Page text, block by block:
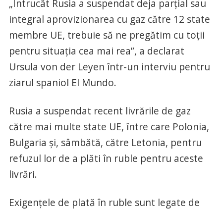
„Întrucât Rusia a suspendat deja parţial sau
integral aprovizionarea cu gaz către 12 state
membre UE, trebuie să ne pregătim cu toţii
pentru situaţia cea mai rea”, a declarat
Ursula von der Leyen într-un interviu pentru
ziarul spaniol El Mundo.
Rusia a suspendat recent livrările de gaz
către mai multe state UE, între care Polonia,
Bulgaria şi, sâmbătă, către Letonia, pentru
refuzul lor de a plăti în ruble pentru aceste
livrări.
Exigenţele de plată în ruble sunt legate de